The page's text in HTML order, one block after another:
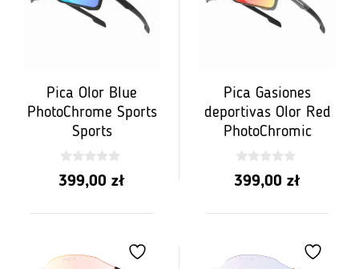
Pica Olor Blue
PhotoChrome Sports
Sports
0
z
399,00 zł
Pica Gasiones
deportivas Olor Red
PhotoChromic
0
z
399,00 zł